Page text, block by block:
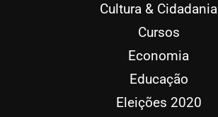
Cultura & Cidadania
Cursos
Economia
Educação
Eleições 2020